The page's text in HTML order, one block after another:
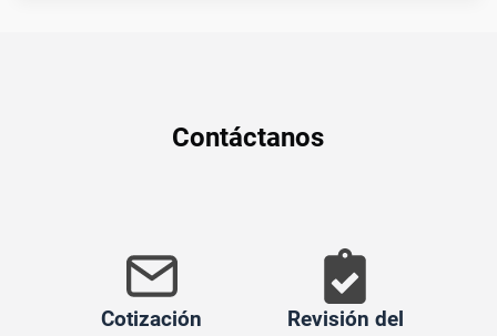
Contáctanos
Cotización
Revisión del